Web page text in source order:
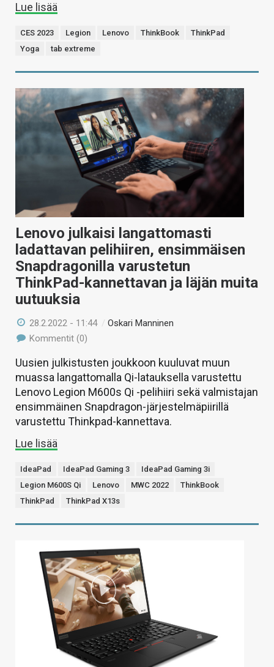
Lue lisää
CES 2023 Legion Lenovo ThinkBook
ThinkPad
Yoga
tab extreme
Lenovo julkaisi langattomasti
ladattavan pelihiiren, ensimmäisen
Snapdragonilla varustetun
ThinkPad-kannettavan ja läjän muita
uutuuksia
28.2.2022 - 11:44 /Oskari Manninen
Kommentit (0)
Uusien julkistusten joukkoon kuuluvat muun
muassa langattomalla Qi-latauksella varustettu
Lenovo Legion M600s Qi -pelihiiri sekä valmistajan
ensimmäinen Snapdragon-järjestelmäpiirillä
varustettu Thinkpad-kannettava.
Lue lisää
IdeaPad IdeaPad Gaming 3
IdeaPad Gaming 3i
Legion M600S Qi
Lenovo MWC 2022
ThinkBook
ThinkPad
ThinkPad X13s